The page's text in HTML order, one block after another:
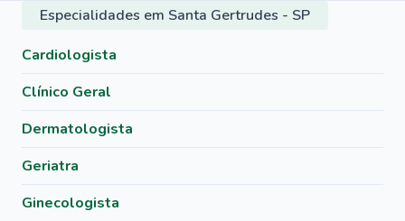
Especialidades em Santa Gertrudes - SP
Cardiologista
Clínico Geral
Dermatologista
Geriatra
Ginecologista